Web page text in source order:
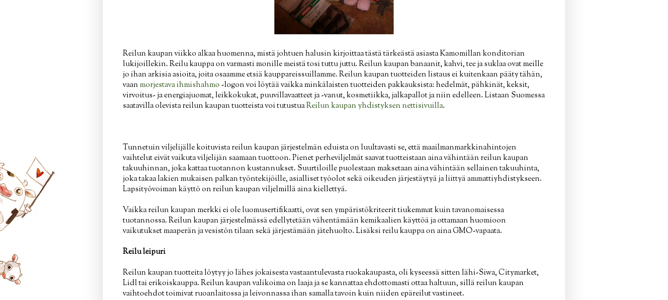
Reilun kaupan viikko alkaa huomenna, mistä johtuen halusin kirjoittaa tästä tärkeästä asiasta Kamomillan konditorian
lukijoillekin. Reilu kauppa on varmasti monille meistä tosi tuttu juttu. Reilun kaupan banaanit, kahvi, tee ja suklaa ovat meille
jo ihan arkisia asioita, joita osaamme etsiä kauppareissuillamme. Reilun kaupan tuotteiden listaus ei kuitenkaan pääty tähän,
vaan morjestava ihmishahmo -logon voi löytää vaikka minkälaisten tuotteiden pakkauksista: hedelmät, pähkinät, keksit,
virvoitus- ja energiajuomat, leikkokukat, puuvillavaatteet ja -vanut, kosmetiikka, jalkapallot ja niin edelleen. Listaan Suomessa
saatavilla olevista reilun kaupan tuotteista voi tutustuaReilun kaupan yhdistyksen nettisivuilla.
Tunnetuin viljelijälle koituvista reilun kaupan järjestelmän eduista on luultavasti se, että maailmanmarkkinahintojen
vaihtelut eivät vaikuta viljelijän saamaan tuottoon. Pienet perheviljelmät saavat tuotteistaan aina vähintään reilun kaupan
takuuhinnan, joka kattaa tuotannon kustannukset. Suurtiloille puolestaan maksetaan aina vähintään sellainen takuuhinta,
joka takaa lakien mukaisen palkan työntekijöille, asialliset työolot sekä oikeuden järjestäytyä ja liittyä ammattiyhdistykseen.
Lapsityövoiman käyttö on reilun kaupan viljelmillä aina kiellettyä.
Vaikka reilun kaupan merkki ei ole luomusertifikaatti, ovat sen ympäristökriteerit tiukemmat kuin tavanomaisessa
tuotannossa. Reilun kaupan järjestelmässä edellytetään vähentämään kemikaalien käyttöä ja ottamaan huomioon
vaikutukset maaperän ja vesistön tilaan sekä järjestämään jätehuolto. Lisäksi reilu kauppa on aina GMO-vapaata.
Reilu leipuri
Reilun kaupan tuotteita löytyy jo lähes jokaisesta vastaantulevasta ruokakaupasta, oli kyseessä sitten lähi-Siwa, Citymarket,
Lidl tai erikoiskauppa. Reilun kaupan valikoima on laaja ja se kannattaa ehdottomasti ottaa haltuun, sillä reilun kaupan
vaihtoehdot toimivat ruoanlaitossa ja leivonnassa ihan samalla tavoin kuin niiden epäreilut vastineet.